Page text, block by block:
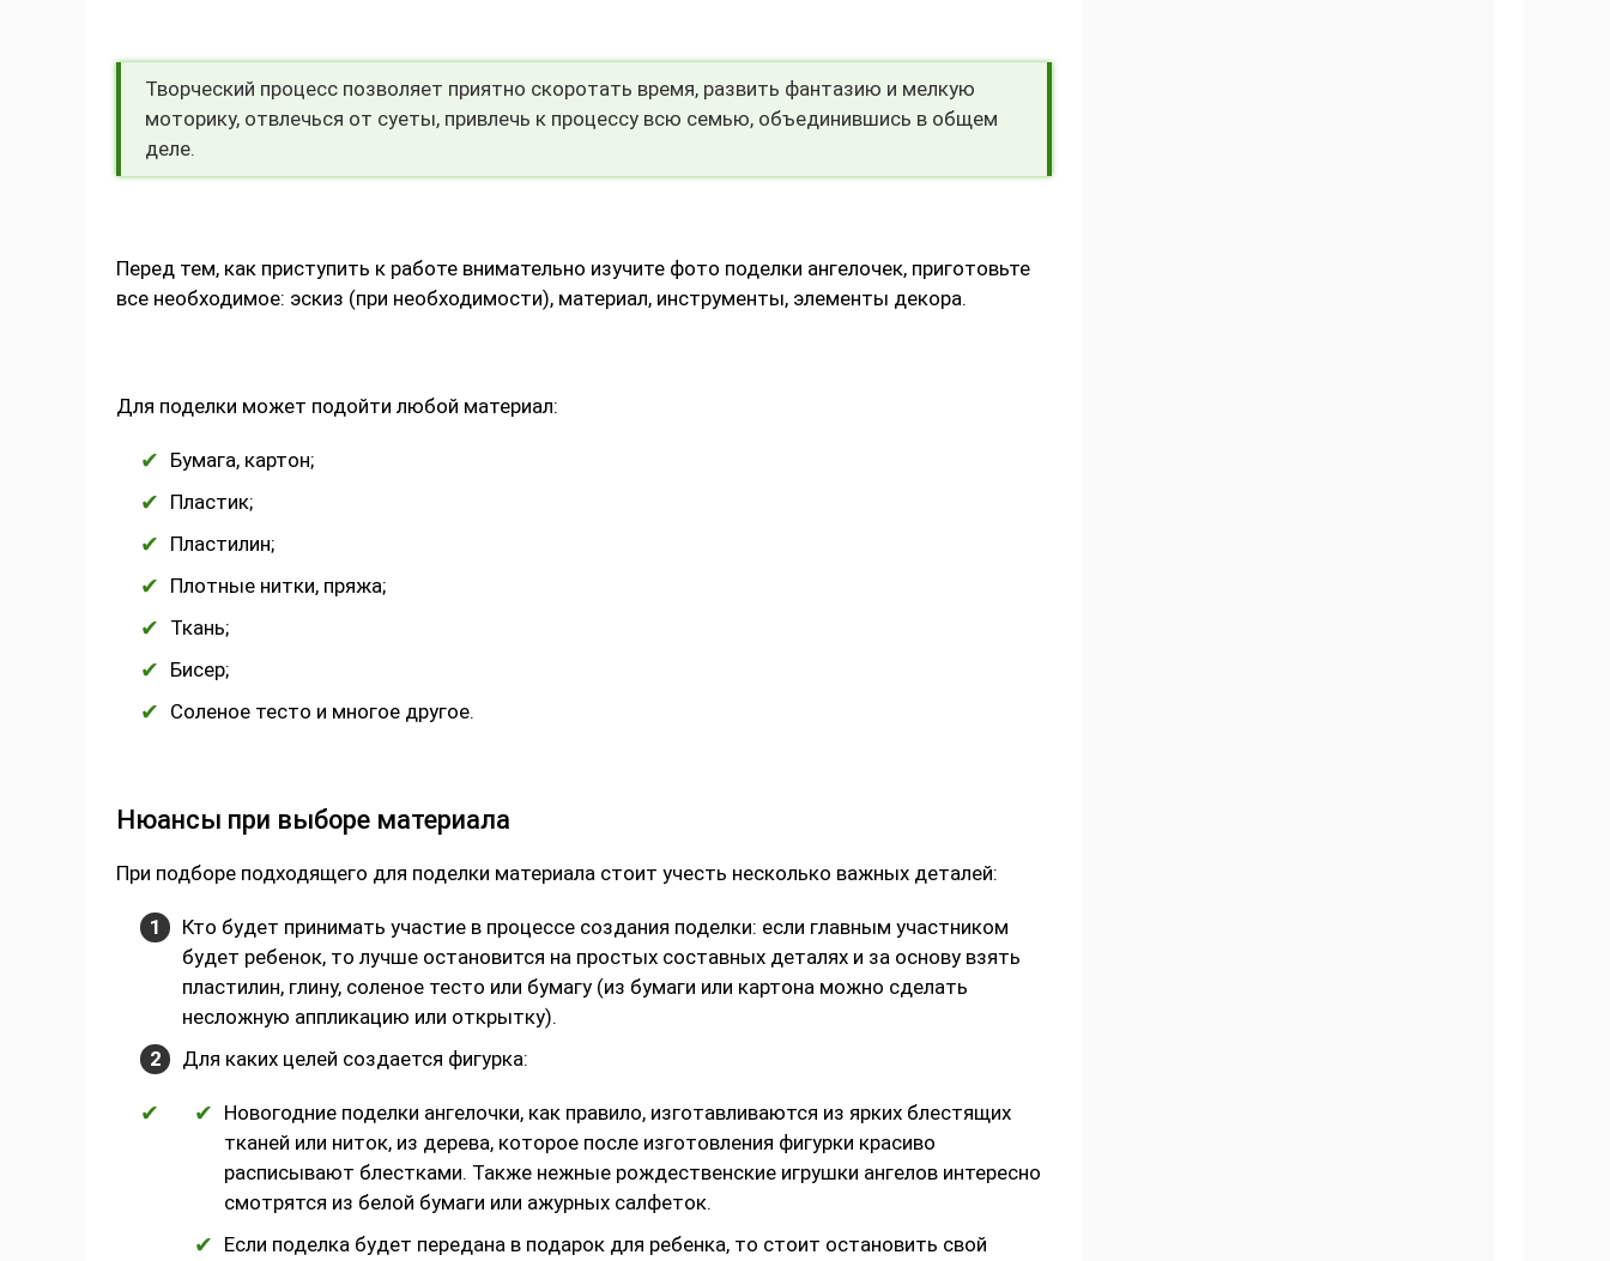
Творческий процесс позволяет приятно скоротать время, развить фантазию и мелкую
моторику, отвлечься от суеты, привлечь к процессу всю семью, объединившись в общем
деле.
Перед тем, как приступить к работе внимательно изучите фото поделки ангелочек, приготовьте
все необходимое: эскиз (при необходимости), материал, инструменты, элементы декора.
Для поделки может подойти любой материал:
Бумага, картон;
Пластик;
Пластилин;
Плотные нитки, пряжа;
Ткань;
Бисер;
Соленое тесто и многое другое.
Нюансы при выборе материала
При подборе подходящего для поделки материала стоит учесть несколько важных деталей:
Кто будет принимать участие в процессе создания поделки: если главным участником
будет ребенок, то лучше остановится на простых составных деталях и за основу взять
пластилин, глину, соленое тесто или бумагу (из бумаги или картона можно сделать
несложную аппликацию или открытку).
Для каких целей создается фигурка:
Новогодние поделки ангелочки, как правило, изготавливаются из ярких блестящих
тканей или ниток, из дерева, которое после изготовления фигурки красиво
расписывают блестками. Также нежные рождественские игрушки ангелов интересно
смотрятся из белой бумаги или ажурных салфеток.
Если поделка будет передана в подарок для ребенка, то стоит остановить свой